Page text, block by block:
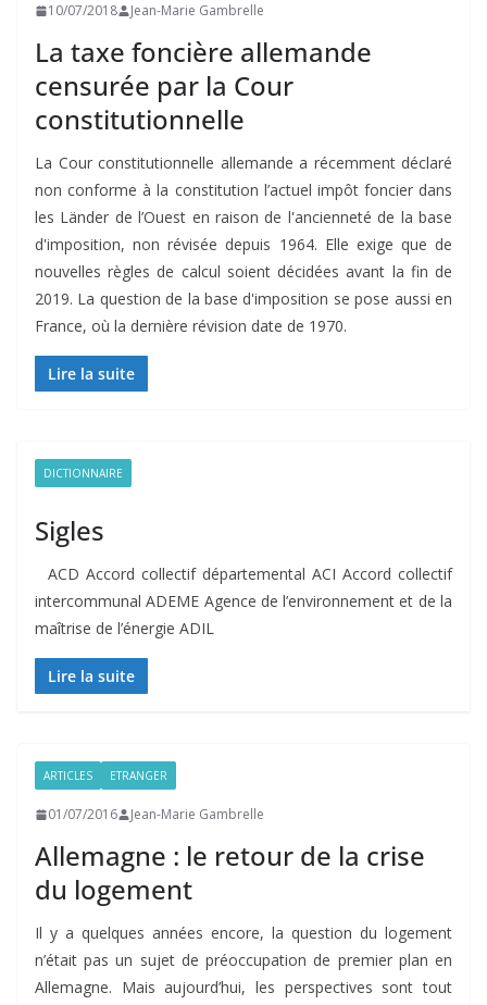
10/07/2018 Jean-Marie Gambrelle
La taxe foncière allemande
censurée par la Cour
constitutionnelle
La Cour constitutionnelle allemande a récemment déclaré
non conforme à la constitution l’actuel impôt foncier dans
les Länder de l’Ouest en raison de l'ancienneté de la base
d'imposition, non révisée depuis 1964. Elle exige que de
nouvelles règles de calcul soient décidées avant la fin de
2019. La question de la base d'imposition se pose aussi en
France, où la dernière révision date de 1970.
Lire la suite
DICTIONNAIRE
Sigles
ACD Accord collectif départemental ACI Accord collectif
intercommunal ADEME Agence de l’environnement et de la
maîtrise de l’énergie ADIL
Lire la suite
ARTICLES ETRANGER
01/07/2016 Jean-Marie Gambrelle
Allemagne : le retour de la crise
du logement
Il y a quelques années encore, la question du logement
n’était pas un sujet de préoccupation de premier plan en
Allemagne. Mais aujourd’hui, les perspectives sont tout